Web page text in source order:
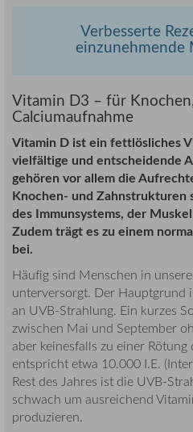
Verbesserte
einzunehmende
Vitamin D3 – für
Calciumaufnahme
Vitamin D ist ein fettlösliches
vielfältige und entscheidende
gehören vor allem die
Knochen- und Zahnstrukturen
des Immunsystems, der
Zudem trägt es zu einem
bei.
Häufig sind Menschen in
unterversorgt. Der Hauptgrund
an UVB-Strahlung. Ein kurzes
zwischen Mai und September
aber keinesfalls zu einer
entspricht etwa 10.000 I.E.
Rest des Jahres ist die UVB-
schwach um ausreichend
produzieren.